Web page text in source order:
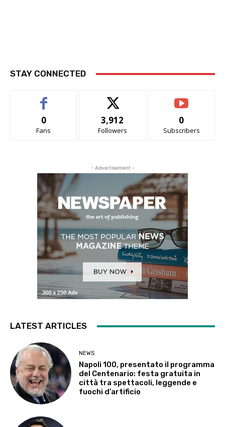
STAY CONNECTED
0
Fans
3,912
Followers
0
Subscribers
- Advertisement -
LATEST ARTICLES
NEWS
Napoli 100, presentato il programma
del Centenario: festa gratuita in
città tra spettacoli, leggende e
fuochi d’artificio